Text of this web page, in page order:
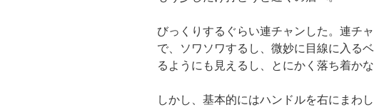
びっくりするぐらい連チャンした。連チ
で、ソワソワするし、微妙に目線に入る
るようにも見えるし、とにかく落ち着かな
しかし、基本的にはハンドルを右にまわ